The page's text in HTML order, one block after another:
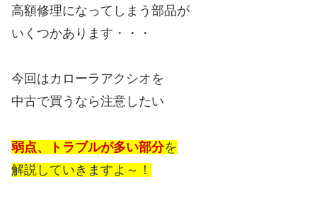
高額修理になってしまう部品が
いくつかあります・・・
今回はカローラアクシオを
中古で買うなら注意したい
弱点、トラブルが多い部分を
解説していきますよ～！